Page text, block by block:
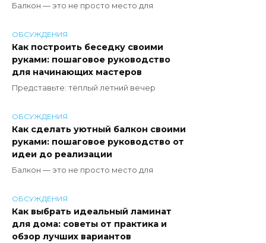
Балкон — это не просто место для
ОБСУЖДЕНИЯ
Как построить беседку своими
руками: пошаговое руководство
для начинающих мастеров
Представьте: тёплый летний вечер
ОБСУЖДЕНИЯ
Как сделать уютный балкон своими
руками: пошаговое руководство от
идеи до реализации
Балкон — это не просто место для
ОБСУЖДЕНИЯ
Как выбрать идеальный ламинат
для дома: советы от практика и
обзор лучших вариантов